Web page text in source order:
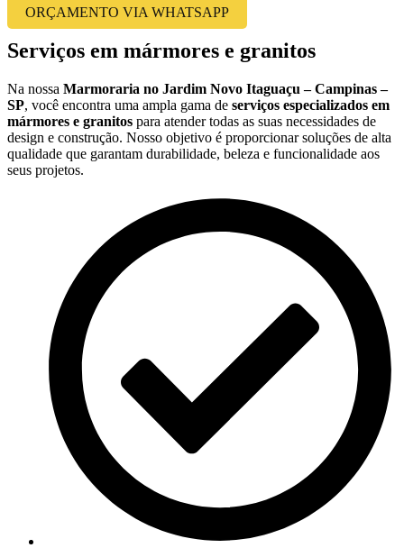
ORÇAMENTO VIA WHATSAPP
Serviços em mármores e granitos
Na nossa Marmoraria no Jardim Novo Itaguaçu – Campinas –
SP, você encontra uma ampla gama de serviços especializados em
mármores e granitos para atender todas as suas necessidades de
design e construção. Nosso objetivo é proporcionar soluções de alta
qualidade que garantam durabilidade, beleza e funcionalidade aos
seus projetos.